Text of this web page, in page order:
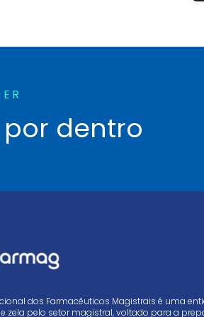
por dentro
dos Farmacêuticos Magistrais é uma
zela pelo setor magistral, voltado para a